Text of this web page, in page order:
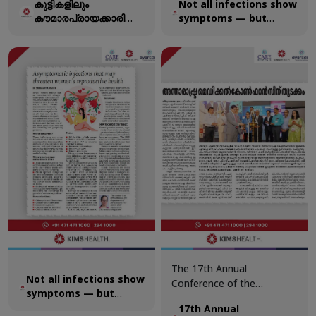
ബാധിക്കാറുള്ളു
എന്നതാണ് നമ്മുടെ
എന്നാൽ കുട്ടികളിലും
കൗമാരപ്രായക്കാരിലും
മുട്ടുവേദന കണ്ടുവരാറുണ്ട്.
മുതിർന്നവരിൽ കാണുന്ന
സന്ധിവേദനയിൽ നിന്നും
തേയ്മാനത്തിൽ നിന്നും
തീർത്തും വ്യത്യസ്തമായ
കാരണങ്ങളാണ്
കുട്ടികളിലെ
മുട്ടുവേദനയ്ക്ക്
പിന്നിലുള്ളത്.
കുട്ടികളിലും
കൗമാരപ്രായക്കാരിലും
reproductive health.
Not all infections show
symptoms — but
impact your
reproductive health.
Not all infections show
symptoms — but
The 17th Annual
Conference of the
Gastroenterologists of
17th Annual